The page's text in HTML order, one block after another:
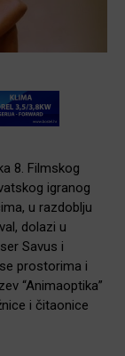
8. Filmskog
igranog
u razdoblju
dolazi u
Savus i
prostorima i
“Animaoptika”
i čitaonice